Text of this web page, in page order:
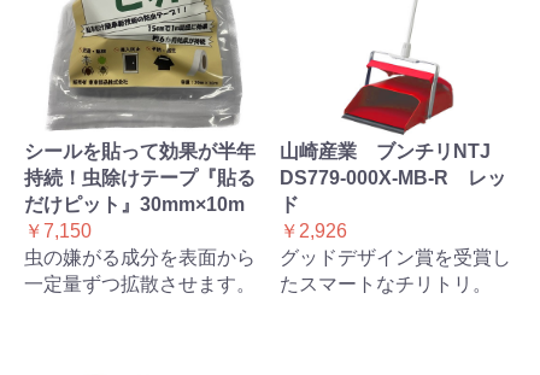
シールを貼って効果が半年
持続！虫除けテープ『貼る
だけピット』30mm×10m
￥7,150
虫の嫌がる成分を表面から
一定量ずつ拡散させます。
山崎産業 ブンチリNTJ
DS779-000X-MB-R レッ
ド
￥2,926
グッドデザイン賞を受賞し
たスマートなチリトリ。